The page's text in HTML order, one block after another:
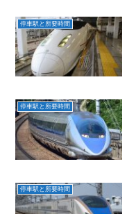
停車駅と所要時間
停車駅と所要時間
停車駅と所要時間